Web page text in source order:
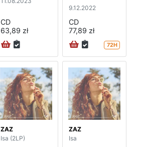
CD
63,89 zł
9.12.2022
CD
77,89 zł
72H
ZAZ
Isa (2LP)
ZAZ
Isa